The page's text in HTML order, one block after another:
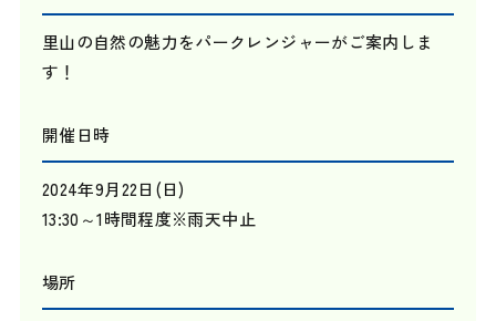
里山の自然の魅力をパークレンジャーがご案内しま
す！
開催日時
2024年9月22日(日)
13:30～1時間程度※雨天中止
場所